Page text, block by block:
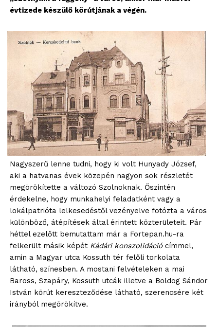
évtizede készülő körútjának a végén.
Nagyszerű lenne tudni, hogy ki volt Hunyady József,
aki a hatvanas évek közepén nagyon sok részletét
megörökítette a változó Szolnoknak. Őszintén
érdekelne, hogy munkahelyi feladatként vagy a
lokálpatrióta lelkesedéstől vezényelve fotózta a város
különböző, átépítések által érintett közterületeit. Pár
héttel ezelőtt bemutattam már a Fortepan.hu-ra
felkerült másik képét Kádári konszolidációcímmel,
amin a Magyar utca Kossuth tér felőli torkolata
látható, színesben. A mostani felvételeken a mai
Baross, Szapáry, Kossuth utcák illetve a Boldog Sándor
István körút kereszteződése látható, szerencsére két
irányból megörökítve.